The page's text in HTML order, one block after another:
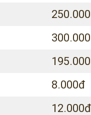
8.000đ
12.000đ